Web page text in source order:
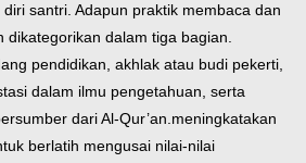
santri. Adapun praktik membaca dan
dikategorikan dalam tiga bagian.
pendidikan, akhlak atau budi pekerti,
dalam ilmu pengetahuan, serta
dari Al-Qur’an.meningkatakan
berlatih mengusai nilai-nilai